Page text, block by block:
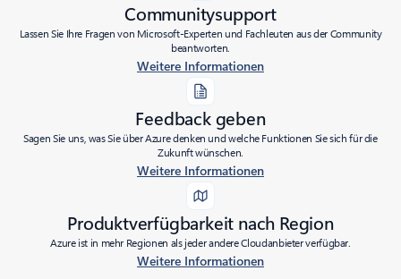
Communitysupport
Lassen Sie Ihre Fragen von Microsoft-Experten und Fachleuten aus der Community
beantworten.
Weitere Informationen
Feedback geben
Sagen Sie uns, was Sie über Azure denken und welche Funktionen Sie sich für die
Zukunft wünschen.
Weitere Informationen
Produktverfügbarkeit nach Region
Azure ist in mehr Regionen als jeder andere Cloudanbieter verfügbar.
Weitere Informationen